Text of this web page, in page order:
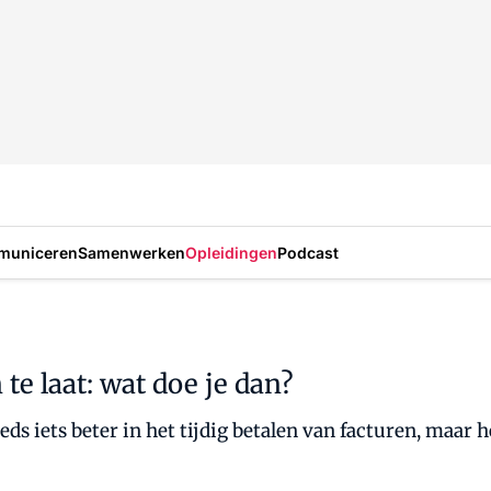
SamenwerkenOpleidingenPodcast
laat: wat doe je dan?
iets beter in het tijdig betalen van facturen, maar